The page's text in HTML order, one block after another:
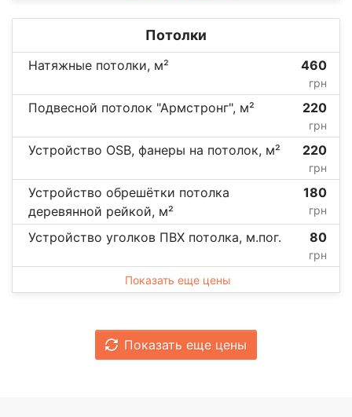
Потолки
Натяжные потолки, м² 460
грн
Подвесной потолок "Армстронг", м² 220
грн
Устройство OSB, фанеры на потолок, м² 220
грн
Устройство обрешётки потолка
деревянной рейкой, м²
180
грн
Устройство уголков ПВХ потолка, м.пог. 80
грн
Показать еще цены
Показать еще цены